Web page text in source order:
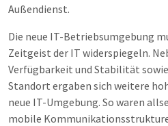
Außendienst.
Die neue IT-Betriebsumgebung
Zeitgeist der IT widerspiegeln.
Verfügbarkeit und Stabilität
Standort ergaben sich weitere
neue IT-Umgebung. So waren
mobile